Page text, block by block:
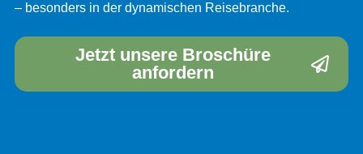
– besonders in der dynamischen Reisebranche.
Jetzt unsere Broschüre
anfordern